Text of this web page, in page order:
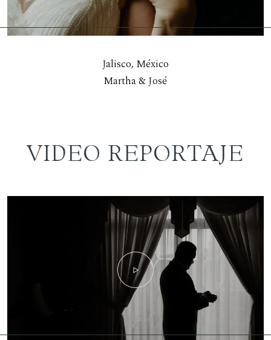
Martha & José
Jalisco, México
VIDEO REPORTAJE